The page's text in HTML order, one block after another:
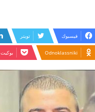
فيسبوك تويتر
Odnoklassniki بوكيت